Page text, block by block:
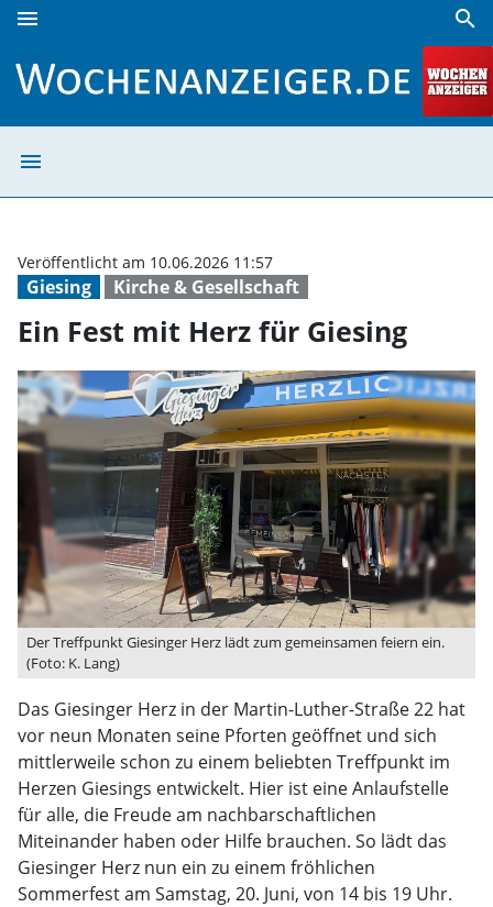
menu search
menu
Giesing Kirche & Gesellschaft
Veröffentlicht am 10.06.2026 11:57
Ein Fest mit Herz für Giesing
Der Treffpunkt Giesinger Herz lädt zum gemeinsamen feiern ein.
(Foto: K. Lang)
Das Giesinger Herz in der Martin-Luther-Straße 22 hat
vor neun Monaten seine Pforten geöffnet und sich
mittlerweile schon zu einem beliebten Treffpunkt im
Herzen Giesings entwickelt. Hier ist eine Anlaufstelle
für alle, die Freude am nachbarschaftlichen
Miteinander haben oder Hilfe brauchen. So lädt das
Giesinger Herz nun ein zu einem fröhlichen
Sommerfest am Samstag, 20. Juni, von 14 bis 19 Uhr.